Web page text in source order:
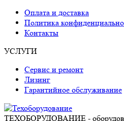
Оплата и доставка
Политика
Контакты
УСЛУГИ
Сервис и ремонт
Лизинг
Гарантийное обслуживание
ТЕХОБОРУДОВАНИЕ -